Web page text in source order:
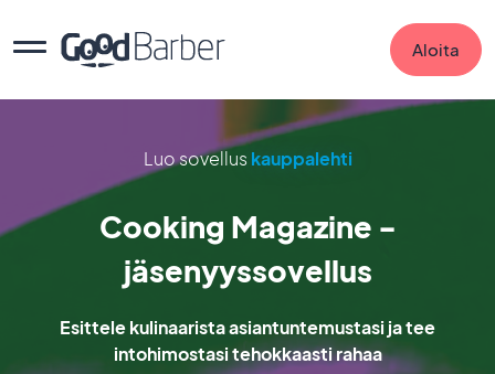
Aloita
Luo sovellus kauppalehti
Cooking Magazine -
jäsenyyssovellus
Esittele kulinaarista asiantuntemustasi ja tee
intohimostasi tehokkaasti rahaa